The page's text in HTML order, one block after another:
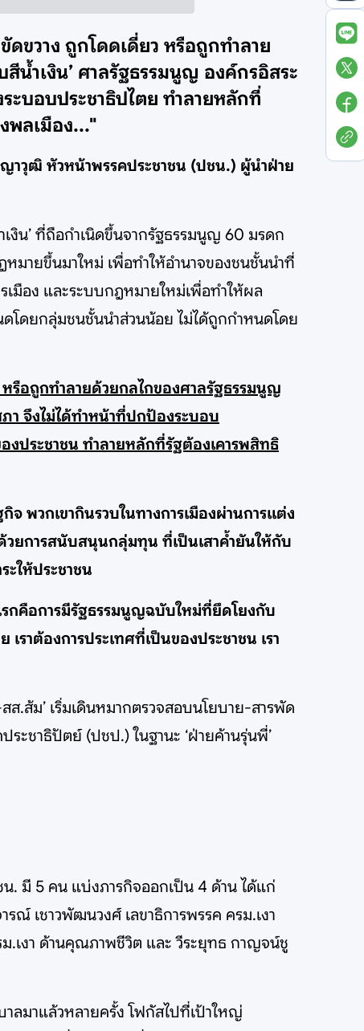
ขวาง ถูกโดดเดี่ยว หรือถูกทำลาย
น้ำเงิน’ ศาลรัฐธรรมนูญ องค์กรอิสระ
ะบอบประชาธิปไตย ทำลายหลักที่
พลเมือง..."
ญาวุฒิ หัวหน้าพรรคประชาชน (ปชน.) ผู้นำฝ่าย
งิน’ ที่ถือกำเนิดขึ้นจากรัฐธรรมนูญ 60 มรดก
มายขึ้นมาใหม่ เพื่อทำให้อำนาจของชนชั้นนำที่
เมือง และระบบกฎหมายใหม่เพื่อทำให้ผล
โดยกลุ่มชนชั้นนำส่วนน้อย ไม่ได้ถูกกำหนดโดย
รือถูกทำลายด้วยกลไกของศาลรัฐธรรมนูญ
า จึงไม่ได้ทำหน้าที่ปกป้องระบอบ
ประชาชน ทำลายหลักที่รัฐต้องเคารพสิทธิ
จ พวกเขากินรวบในทางการเมืองผ่านการแต่ง
วยการสนับสนุนกลุ่มทุน ที่เป็นเสาค้ำยันให้กับ
ให้ประชาชน
รกคือการมีรัฐธรรมนูญฉบับใหม่ที่ยึดโยงกับ
าต้องการประเทศที่เป็นของประชาชน เรา
ส.ส้ม’ เริ่มเดินหมากตรวจสอบนโยบาย-สารพัด
ระชาธิปัตย์ (ปชป.) ในฐานะ ‘ฝ่ายค้านรุ่นพี่’
น. มี 5 คน แบ่งภารกิจออกเป็น 4 ด้าน ได้แก่
เชาวพัฒนวงศ์ เลขาธิการพรรค ครม.เงา
.เงา ด้านคุณภาพชีวิต และ วีระยุทธ กาญจน์ชู
ลมาแล้วหลายครั้ง โฟกัสไปที่เป้าใหญ่